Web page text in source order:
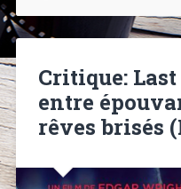
Critique:
entre
rêves brisés